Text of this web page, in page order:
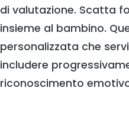
di valutazione. Scatta
insieme al bambino.
personalizzata che
includere
riconoscimento